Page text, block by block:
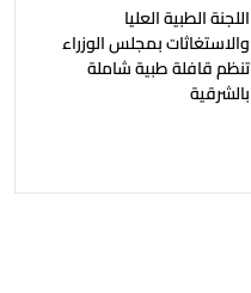
اللجنة الطبية العليا
والاستغاثات بمجلس الوزراء
تنظم قافلة طبية شاملة
بالشرقية